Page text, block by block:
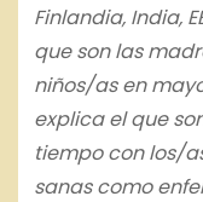
Finlandia, India,
que son las
niños/as en
explica el que
tiempo con los/
sanas como